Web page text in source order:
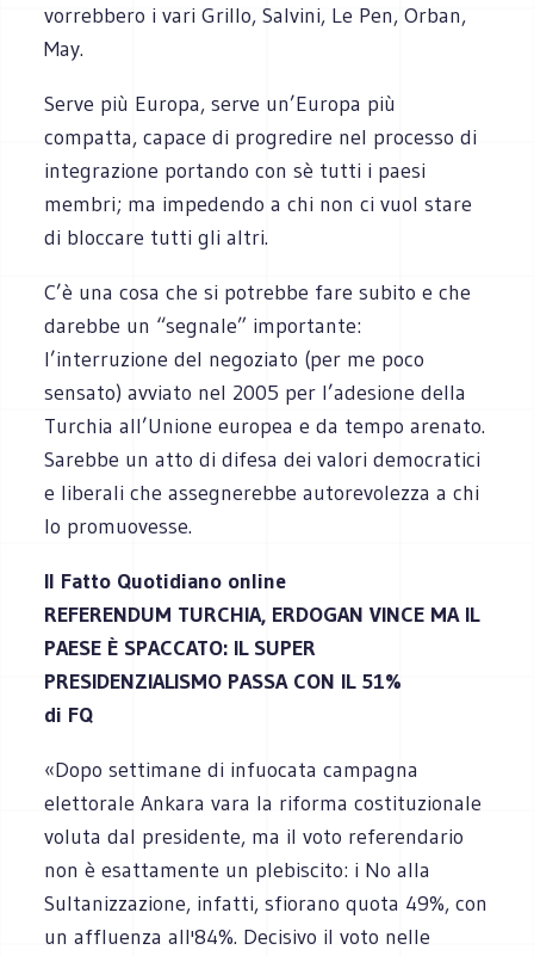
vorrebbero i vari Grillo, Salvini, Le Pen, Orban,
May.
Serve più Europa, serve un’Europa più
compatta, capace di progredire nel processo di
integrazione portando con sè tutti i paesi
membri; ma impedendo a chi non ci vuol stare
di bloccare tutti gli altri.
C’è una cosa che si potrebbe fare subito e che
darebbe un “segnale” importante:
l’interruzione del negoziato (per me poco
sensato) avviato nel 2005 per l’adesione della
Turchia all’Unione europea e da tempo arenato.
Sarebbe un atto di difesa dei valori democratici
e liberali che assegnerebbe autorevolezza a chi
lo promuovesse.
Il Fatto Quotidiano online
REFERENDUM TURCHIA, ERDOGAN VINCE MA IL
PAESE È SPACCATO: IL SUPER
PRESIDENZIALISMO PASSA CON IL 51%
di FQ
«Dopo settimane di infuocata campagna
elettorale Ankara vara la riforma costituzionale
voluta dal presidente, ma il voto referendario
non è esattamente un plebiscito: i No alla
Sultanizzazione, infatti, sfiorano quota 49%, con
un affluenza all'84%. Decisivo il voto nelle